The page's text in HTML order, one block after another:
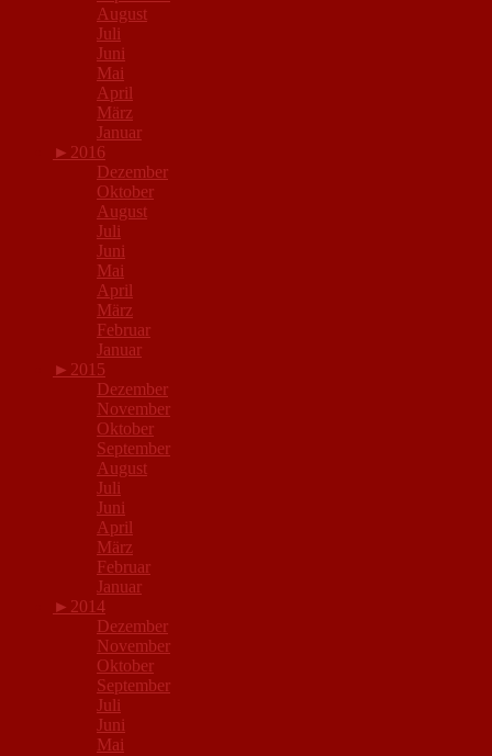
August
Juli
Juni
Mai
April
März
Januar
► 2016
Dezember
Oktober
August
Juli
Juni
Mai
April
März
Februar
Januar
► 2015
Dezember
November
Oktober
September
August
Juli
Juni
April
März
Februar
Januar
► 2014
Dezember
November
Oktober
September
Juli
Juni
Mai